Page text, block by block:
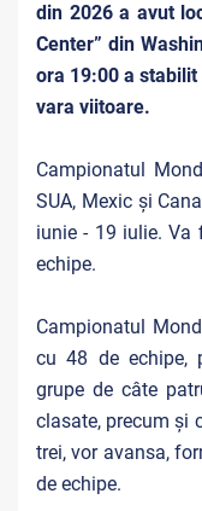
din 2026 a avut
Center” din
ora 19:00 a
vara viitoare.
Campionatul
SUA, Mexic și
iunie - 19 iulie. Va
echipe.
Campionatul
cu 48 de echipe,
grupe de câte
clasate, precum și
trei, vor avansa,
de echipe.